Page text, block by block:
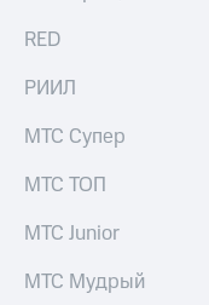
RED
РИИЛ
МТС Супер
МТС ТОП
МТС Junior
МТС Мудрый